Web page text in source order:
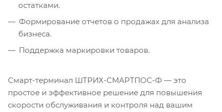
остатками.
Формирование отчетов о продажах для анализа
бизнеса.
Поддержка маркировки товаров.
Смарт-терминал ШТРИХ-СМАРТПОС-Ф — это
простое и эффективное решение для повышения
скорости обслуживания и контроля над вашим